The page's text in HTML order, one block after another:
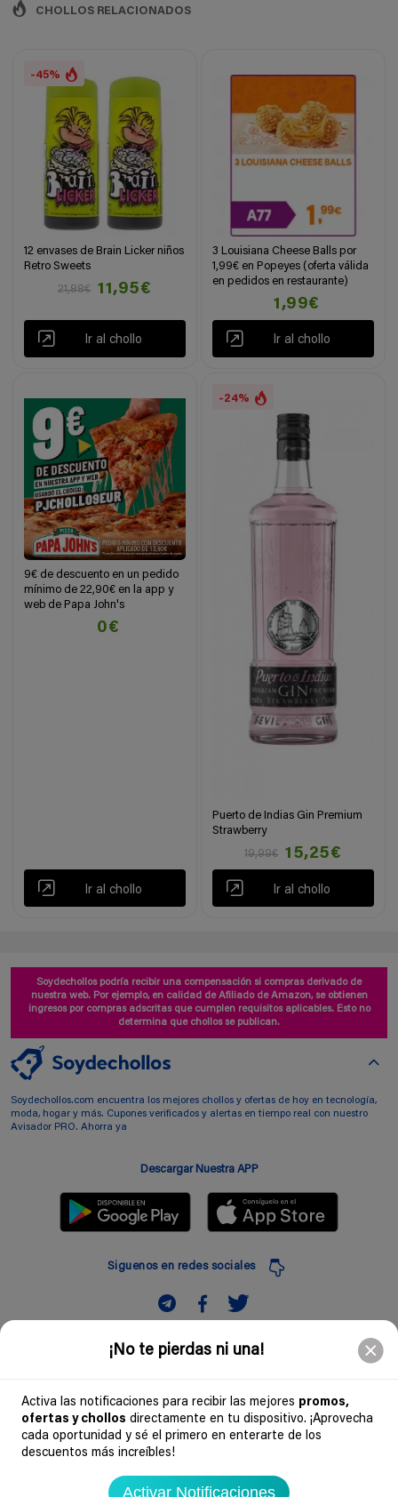
¡No te pierdas ni una!
Activa las notificaciones para recibir las mejores promos,
ofertas y chollos directamente en tu dispositivo. ¡Aprovecha
cada oportunidad y sé el primero en enterarte de los
descuentos más increíbles!
Activar Notificaciones
CHOLLOS RELACIONADOS
-45%
12 envases de Brain Licker niños
Retro Sweets
21,88€
11,95€
Ir al chollo
3 Louisiana Cheese Balls por
1,99€ en Popeyes (oferta válida
en pedidos en restaurante)
1,99€
Ir al chollo
9€ de descuento en un pedido
mínimo de 22,90€ en la app y
web de Papa John's
0€
Ir al chollo
-24%
Puerto de Indias Gin Premium
Strawberry
19,99€
15,25€
Ir al chollo
Soydechollos podría recibir una compensación si compras derivado de
nuestra web. Por ejemplo, en calidad de Afiliado de Amazon, se obtienen
ingresos por compras adscritas que cumplen requisitos aplicables. Esto no
determina que chollos se publican.
Soydechollos.com encuentra los mejores chollos y ofertas de hoy en tecnología,
moda, hogar y más. Cupones verificados y alertas en tiempo real con nuestro
Avisador PRO. Ahorra ya
Descargar Nuestra APP
Siguenos en redes sociales
Suscribir
Comunidad